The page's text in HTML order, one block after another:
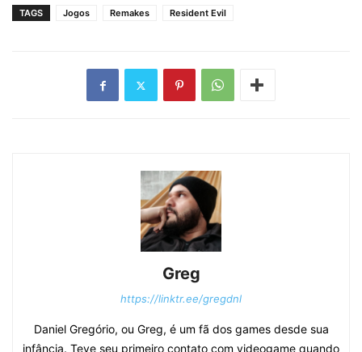
TAGS
Jogos Remakes Resident Evil
Greg
https://linktr.ee/gregdnl
Daniel Gregório, ou Greg, é um fã dos games desde sua
infância. Teve seu primeiro contato com videogame quando